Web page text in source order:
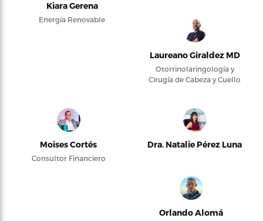
Kiara Gerena
Energía Renovable
Laureano Giraldez MD
Otorrinolaringología y
Cirugía de Cabeza y Cuello
Moises Cortés
Consultor Financiero
Dra. Natalie Pérez Luna
Orlando Alomá